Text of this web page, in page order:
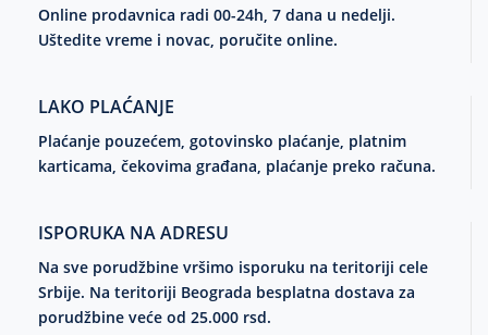
Online prodavnica radi 00-24h, 7 dana u nedelji.
Uštedite vreme i novac, poručite online.
LAKO PLAĆANJE
Plaćanje pouzećem, gotovinsko plaćanje, platnim
karticama, čekovima građana, plaćanje preko računa.
ISPORUKA NA ADRESU
Na sve porudžbine vršimo isporuku na teritoriji cele
Srbije. Na teritoriji Beograda besplatna dostava za
porudžbine veće od 25.000 rsd.